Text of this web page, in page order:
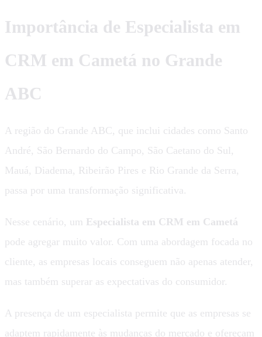
Importância de Especialista em
CRM em Cametá no Grande
ABC
A região do Grande ABC, que inclui cidades como Santo
André, São Bernardo do Campo, São Caetano do Sul,
Mauá, Diadema, Ribeirão Pires e Rio Grande da Serra,
passa por uma transformação significativa.
Nesse cenário, um Especialista em CRM em Cametá
pode agregar muito valor. Com uma abordagem focada no
cliente, as empresas locais conseguem não apenas atender,
mas também superar as expectativas do consumidor.
A presença de um especialista permite que as empresas se
adaptem rapidamente às mudanças do mercado e ofereçam